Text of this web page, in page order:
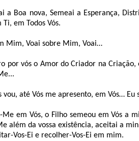
a Boa nova, Semeai a Esperança,
Ti, em Todos Vós.
Mim, Voai sobre Mim, Voai…
por vós o Amor do Criador na
vou, até Vós me apresento, em Vós… Eu
Me em Vós, o Filho semeou em Vós a
além da vossa existência, aceitai a
Vos-Ei e recolher-Vos-Ei em mim.